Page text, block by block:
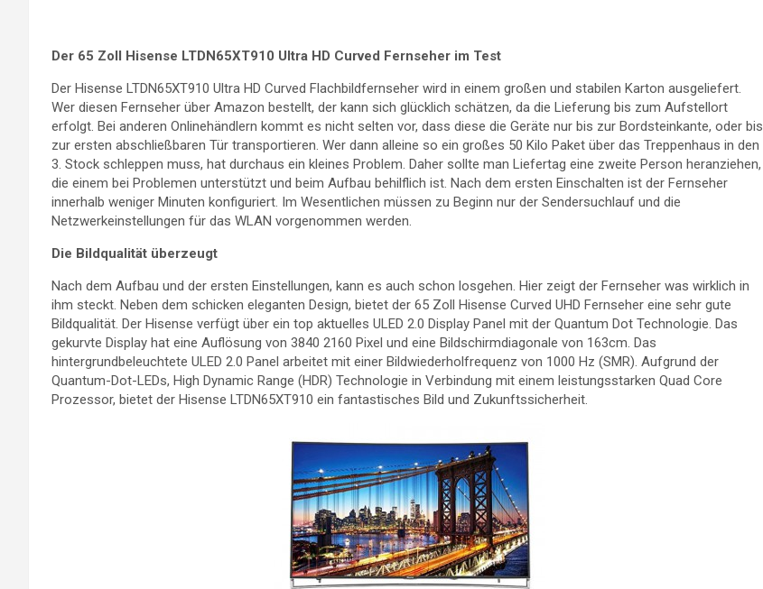
Der 65 Zoll Hisense LTDN65XT910 Ultra HD Curved Fernseher im Test
Der Hisense LTDN65XT910 Ultra HD Curved Flachbildfernseher wird in einem großen und stabilen Karton ausgeliefert.
Wer diesen Fernseher über Amazon bestellt, der kann sich glücklich schätzen, da die Lieferung bis zum Aufstellort
erfolgt. Bei anderen Onlinehändlern kommt es nicht selten vor, dass diese die Geräte nur bis zur Bordsteinkante, oder bis
zur ersten abschließbaren Tür transportieren. Wer dann alleine so ein großes 50 Kilo Paket über das Treppenhaus in den
3. Stock schleppen muss, hat durchaus ein kleines Problem. Daher sollte man Liefertag eine zweite Person heranziehen,
die einem bei Problemen unterstützt und beim Aufbau behilflich ist. Nach dem ersten Einschalten ist der Fernseher
innerhalb weniger Minuten konfiguriert. Im Wesentlichen müssen zu Beginn nur der Sendersuchlauf und die
Netzwerkeinstellungen für das WLAN vorgenommen werden.
Die Bildqualität überzeugt
Nach dem Aufbau und der ersten Einstellungen, kann es auch schon losgehen. Hier zeigt der Fernseher was wirklich in
ihm steckt. Neben dem schicken eleganten Design, bietet der 65 Zoll Hisense Curved UHD Fernseher eine sehr gute
Bildqualität. Der Hisense verfügt über ein top aktuelles ULED 2.0 Display Panel mit der Quantum Dot Technologie. Das
gekurvte Display hat eine Auflösung von 3840 2160 Pixel und eine Bildschirmdiagonale von 163cm. Das
hintergrundbeleuchtete ULED 2.0 Panel arbeitet mit einer Bildwiederholfrequenz von 1000 Hz (SMR). Aufgrund der
Quantum-Dot-LEDs, High Dynamic Range (HDR) Technologie in Verbindung mit einem leistungsstarken Quad Core
Prozessor, bietet der Hisense LTDN65XT910 ein fantastisches Bild und Zukunftssicherheit.